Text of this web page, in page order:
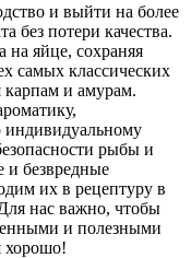
и выйти на более
без потери качества.
на яйце, сохраняя
самых классических
карпам и амурам.
рыбы и
и безвредные
их в рецептуру в
нас важно, чтобы
и полезными
хорошо!